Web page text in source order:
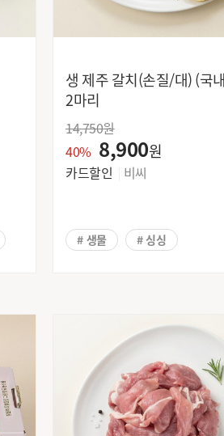
생 제주 갈치(손질/대) (국내산)
2마리
14,750원
40% 8,900원
카드할인 비씨
# 생물 # 싱싱